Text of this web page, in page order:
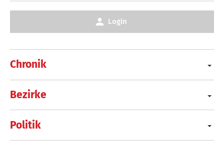
Chronik
Bezirke
Politik
Login